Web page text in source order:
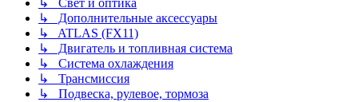
↳ Свет и оптика
↳ Дополнительные аксессуары
↳ ATLAS (FX11)
↳ Двигатель и топливная система
↳ Система охлаждения
↳ Трансмиссия
↳ Подвеска, рулевое, тормоза